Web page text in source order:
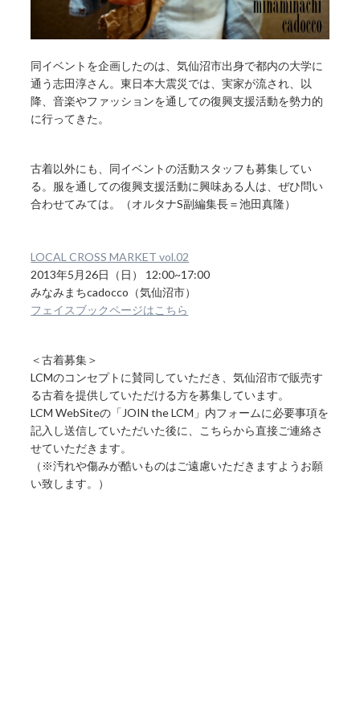
同イベントを企画したのは、気仙沼市出身で都内の大学に
通う志田淳さん。東日本大震災では、実家が流され、以
降、音楽やファッションを通しての復興支援活動を勢力的
に行ってきた。
古着以外にも、同イベントの活動スタッフも募集してい
る。服を通しての復興支援活動に興味ある人は、ぜひ問い
合わせてみては。（オルタナS副編集長＝池田真隆）
LOCAL CROSS MARKET vol.02
2013年5月26日（日） 12:00~17:00
みなみまちcadocco（気仙沼市）
フェイスブックページはこちら
＜古着募集＞
LCMのコンセプトに賛同していただき、気仙沼市で販売す
る古着を提供していただける方を募集しています。
LCM WebSiteの「JOIN the LCM」内フォームに必要事項を
記入し送信していただいた後に、こちらから直接ご連絡さ
せていただきます。
（※汚れや傷みが酷いものはご遠慮いただきますようお願
い致します。）